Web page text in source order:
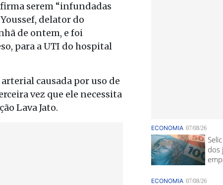
serem “infundadas
delator do
de ontem, e foi
para a UTI do hospital
causada por uso de
vez que ele necessita
Lava Jato.